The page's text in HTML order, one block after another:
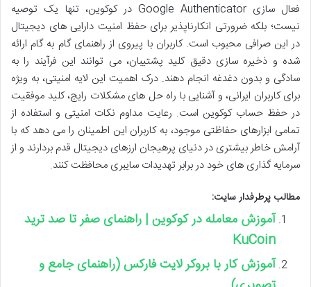
فعال سازی Google Authenticator در کوکوین، تنها یک توصیه
نیست؛ بلکه ضرورتی انکارناپذیر برای حفظ امنیت دارایی های دیجیتال
در این صرافی محبوب است. کاربران با پیروی از راهنمای گام به گام ارائه
شده و ذخیره سازی دقیق کلید پشتیبان، می توانند این فرآیند را به
سادگی و بدون دغدغه انجام دهند. درک اهمیت این لایه امنیتی، به ویژه
برای کاربران ایرانی، و آشنایی با راه حل های مشکلات رایج، کلید موفقیت
در حفظ حساب کوکوین است. رعایت مداوم نکات امنیتی و استفاده از
تمامی ابزارهای حفاظتی موجود، به کاربران این اطمینان را می دهد که با
آرامش خاطر بیشتری در دنیای پرهیجان ارزهای دیجیتال قدم بردارند و از
سرمایه گذاری های خود در برابر تهدیدات سایبری محافظت کنند.
مطالب پرطرفدار سایت:
آموزش معامله در کوکوین | راهنمای صفر تا صد ترید
KuCoin
آموزش کار با بروکر لایت فارکس (راهنمای جامع و